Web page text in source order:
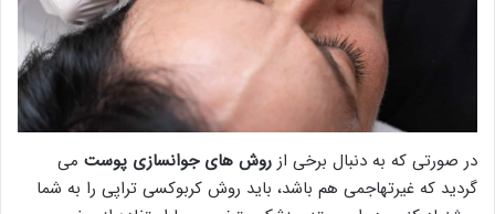
در صورتی که به دنبال برخی از روش های جوانسازی پوست می
گردید که غیرتهاجمی هم باشد، باید روش کربوکسی تراپی را به شما